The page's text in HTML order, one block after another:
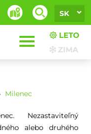
SK
LETO
ZIMA
Milenec
Nezastaviteľný
alebo druhého